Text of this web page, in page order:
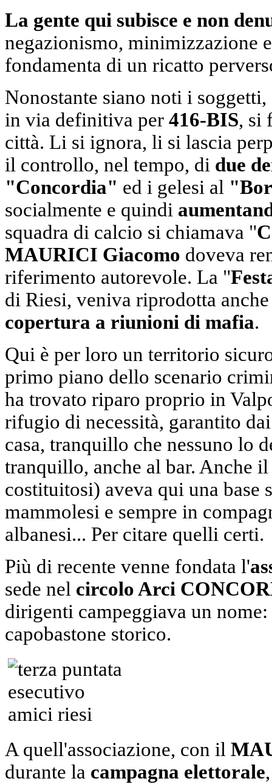
La gente qui subisce e non
negazionismo, minimizzazione
fondamenta di un ricatto
Nonostante siano noti i
in via definitiva per 416-BIS, si
città. Li si ignora, li si lascia
il controllo, nel tempo, di due
"Concordia" ed i gelesi al
socialmente e quindi
squadra di calcio si chiamava "
MAURICI Giacomo doveva
riferimento autorevole. La "
di Riesi, veniva riprodotta
copertura a riunioni di mafia.
Qui è per loro un territorio
primo piano dello scenario
ha trovato riparo proprio in
rifugio di necessità, garantito
casa, tranquillo che nessuno lo
tranquillo, anche al bar. Anche
costituitosi) aveva qui una base
mammolesi e sempre in
albanesi... Per citare quelli certi.
Più di recente venne fondata l'
sede nel circolo Arci
dirigenti campeggiava un nome:
capobastone storico.
A quell'associazione, con il
durante la campagna elettorale